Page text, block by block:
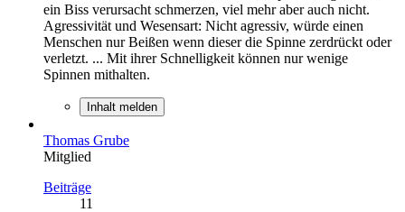
ein Biss verursacht schmerzen, viel mehr aber auch nicht.
Agressivität und Wesensart: Nicht agressiv, würde einen
Menschen nur Beißen wenn dieser die Spinne zerdrückt oder
verletzt. ... Mit ihrer Schnelligkeit können nur wenige
Spinnen mithalten.
Inhalt melden
Thomas Grube
Mitglied
Beiträge
11